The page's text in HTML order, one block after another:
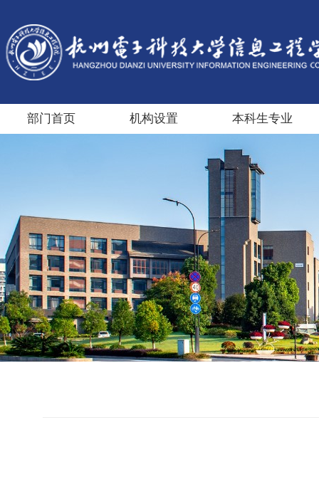
部门首页 机构设置 本科生专业